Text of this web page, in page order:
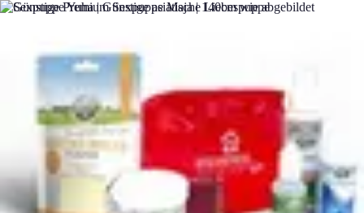
Flug und Reiseangebote
Flug und Reiseangebote